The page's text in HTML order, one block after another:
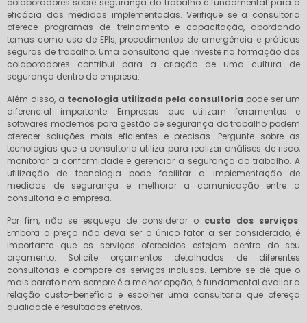
colaboradores sobre segurança do trabalho é fundamental para a
eficácia das medidas implementadas. Verifique se a consultoria
oferece programas de treinamento e capacitação, abordando
temas como uso de EPIs, procedimentos de emergência e práticas
seguras de trabalho. Uma consultoria que investe na formação dos
colaboradores contribui para a criação de uma cultura de
segurança dentro da empresa.
Além disso, a tecnologia utilizada pela consultoria pode ser um
diferencial importante. Empresas que utilizam ferramentas e
softwares modernos para gestão de segurança do trabalho podem
oferecer soluções mais eficientes e precisas. Pergunte sobre as
tecnologias que a consultoria utiliza para realizar análises de risco,
monitorar a conformidade e gerenciar a segurança do trabalho. A
utilização de tecnologia pode facilitar a implementação de
medidas de segurança e melhorar a comunicação entre a
consultoria e a empresa.
Por fim, não se esqueça de considerar o custo dos serviços.
Embora o preço não deva ser o único fator a ser considerado, é
importante que os serviços oferecidos estejam dentro do seu
orçamento. Solicite orçamentos detalhados de diferentes
consultorias e compare os serviços inclusos. Lembre-se de que o
mais barato nem sempre é a melhor opção; é fundamental avaliar a
relação custo-benefício e escolher uma consultoria que ofereça
qualidade e resultados efetivos.